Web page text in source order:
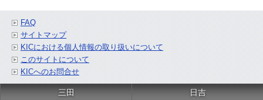
FAQ
サイトマップ
KICにおける個人情報の取り扱いについて
このサイトについて
KICへのお問合せ
三田 日吉